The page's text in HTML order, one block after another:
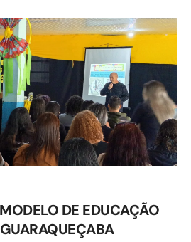
DE EDUCAÇÃO